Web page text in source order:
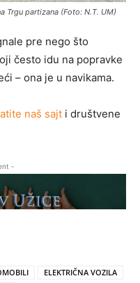
Trgu partizana (Foto: N.T. UM)
pre nego što
često idu na popravke
– ona je u navikama.
naš sajt i društvene
-
ELEKTRIČNA VOZILA